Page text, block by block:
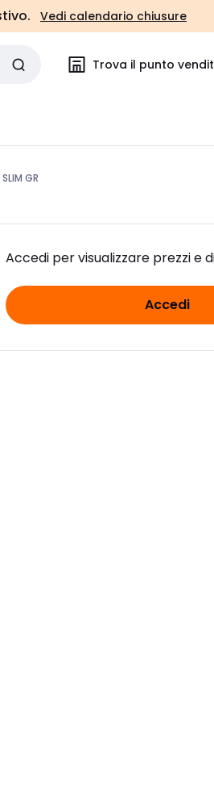
Vedi calendario chiusure
Trova il punto
GR
Accedi per visualizzare prezzi e
Accedi